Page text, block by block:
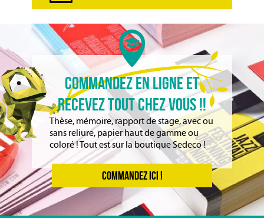
COMMANDEZ EN LIGNE ET
RECEVEZ TOUT CHEZ VOUS !!
Thèse, mémoire, rapport de stage, avec ou
sans reliure, papier haut de gamme ou
coloré ! Tout est sur la boutique Sedeco !
COMMANDEZ ICI !